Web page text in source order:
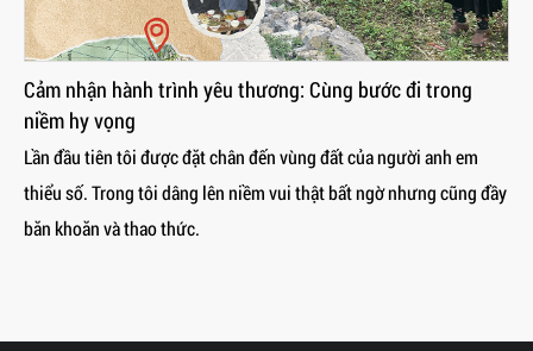
Thiện nguyện Mùa Chay 2025: Những người hành hương
của Hy vọng
Cuộc hành hương đến với anh em và các cháu học sinh vùng cao
của Ban Tông đồ Hội dòng Nữ Đa Minh Thái Bình kết hợp với
nhóm Truyền thông Hạt Đông Hưng cùng với Cha Chánh xứ